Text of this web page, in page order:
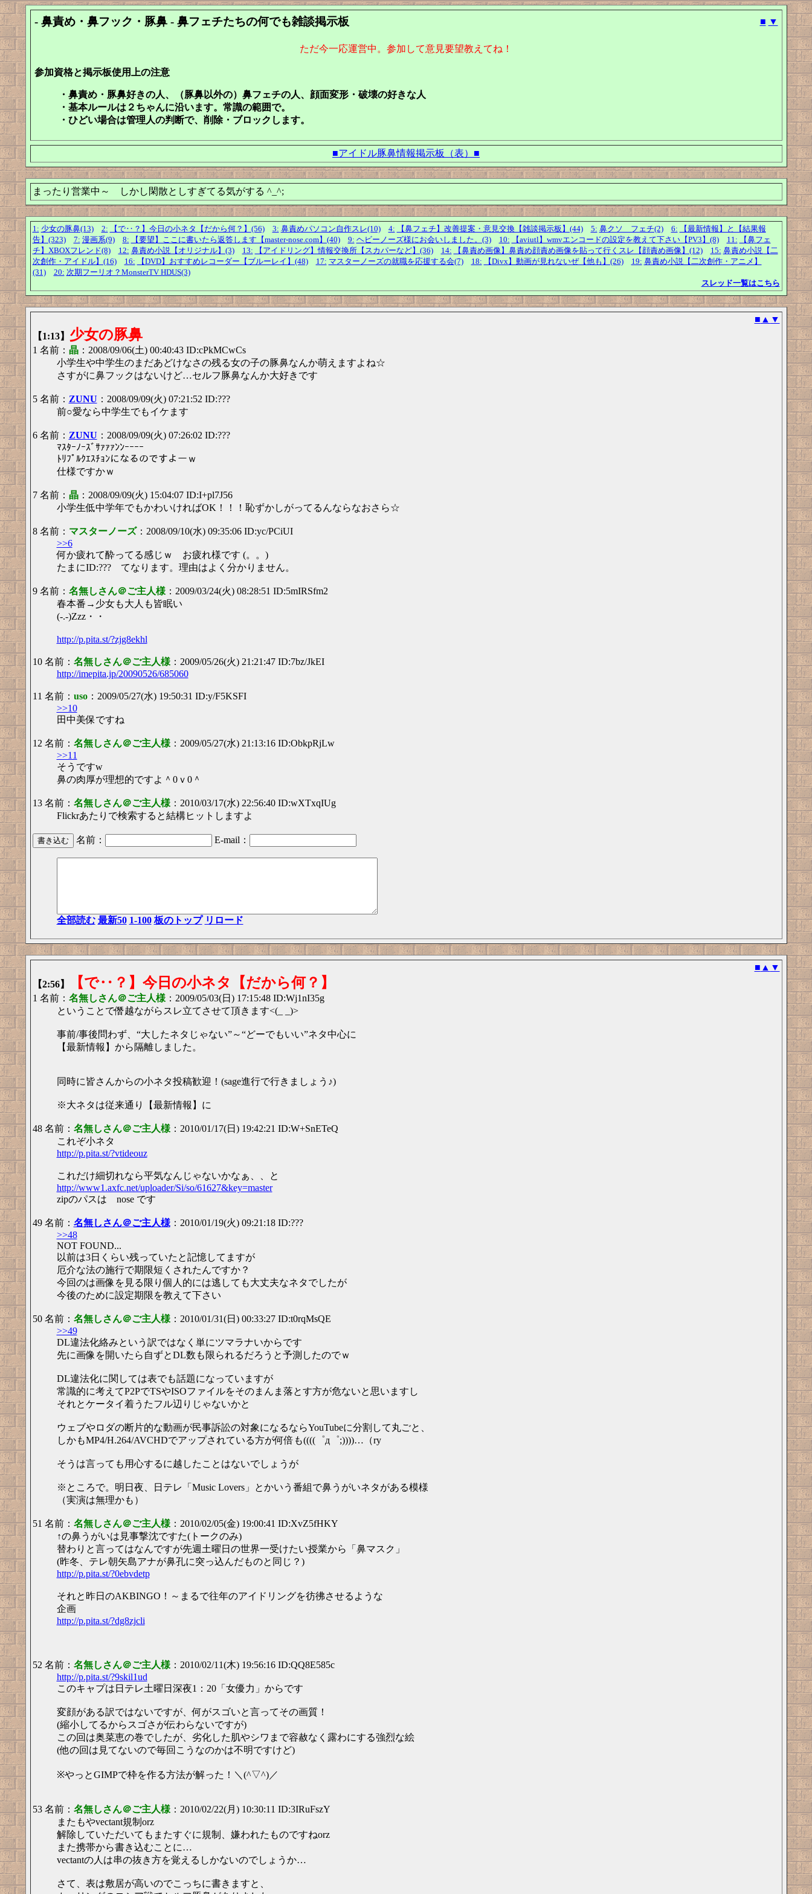
- 鼻責め・鼻フック・豚鼻 - 鼻フェチたちの何でも雑談掲示板 ■ ▼
ただ今一応運営中。参加して意見要望教えてね！
参加資格と掲示板使用上の注意
・鼻責め・豚鼻好きの人、（豚鼻以外の）鼻フェチの人、顔面変形・破壊の好きな人
・基本ルールは２ちゃんに沿います。常識の範囲で。
・ひどい場合は管理人の判断で、削除・ブロックします。
■アイドル豚鼻情報掲示板（表）■
まったり営業中～ しかし閑散としすぎてる気がする ^_^;
1: 少女の豚鼻(13) 2: 【で‥？】今日の小ネタ【だから何？】(56) 3: 鼻責めパソコン自作スレ(10) 4: 【鼻フェチ】改善提案・意見交換【雑談掲示板】(44) 5: 鼻クソ フェチ(2) 6:
【最新情報】と【結果報
告】(323)
7: 漫画系(9) 8: 【要望】ここに書いたら返答します【master-nose.com】(40) 9: ヘビーノーズ様にお会いしました。(3) 10: 【aviutl】wmvエンコードの設定を教えて下さい【PV3】(8) 11:
【鼻フェ
チ】XBOXフレンド(8)
12: 鼻責め小説【オリジナル】(3) 13: 【アイドリング】情報交換所【スカパーなど】(36) 14: 【鼻責め画像】鼻責め顔責め画像を貼って行くスレ【顔責め画像】(12) 15: 鼻責め小説【二
次創作・アイドル】(16)
16: 【DVD】おすすめレコーダー【ブルーレイ】(48) 17: マスターノーズの就職を応援する会(7) 18: 【Divx】動画が見れないぜ【他も】(26) 19: 鼻責め小説【二次創作・アニメ】
(31)
20: 次期フーリオ？MonsterTV HDUS(3)
スレッド一覧はこちら
■ ▲ ▼
【1:13】 少女の豚鼻
1 名前： 晶：2008/09/06(土) 00:40:43 ID:cPkMCwCs
小学生や中学生のまだあどけなさの残る女の子の豚鼻なんか萌えますよね☆
さすがに鼻フックはないけど…セルフ豚鼻なんか大好きです
5 名前： ZUNU ：2008/09/09(火) 07:21:52 ID:???
前○愛なら中学生でもイケます
6 名前： ZUNU ：2008/09/09(火) 07:26:02 ID:???
ﾏｽﾀｰﾉｰｽﾞｻｧｧｧﾝﾝｰｰｰｰ
ﾄﾘﾌﾟﾙｸｴｽﾁｮﾝになるのですよーｗ
仕様ですかｗ
7 名前： 晶：2008/09/09(火) 15:04:07 ID:I+pl7J56
小学生低中学年でもかわいければOK！！！恥ずかしがってるんならなおさら☆
8 名前： マスターノーズ：2008/09/10(水) 09:35:06 ID:yc/PCiUI
>>6
何か疲れて酔ってる感じｗ お疲れ様です (。。)
たまにID:??? てなります。理由はよく分かりません。
9 名前： 名無しさん＠ご主人様：2009/03/24(火) 08:28:51 ID:5mIRSfm2
春本番→少女も大人も皆眠い
(-.-)Zzz・・
http://p.pita.st/?zjg8ekhl
10 名前： 名無しさん＠ご主人様：2009/05/26(火) 21:21:47 ID:7bz/JkEI
http://imepita.jp/20090526/685060
11 名前： uso：2009/05/27(水) 19:50:31 ID:y/F5KSFI
>>10
田中美保ですね
12 名前： 名無しさん＠ご主人様：2009/05/27(水) 21:13:16 ID:ObkpRjLw
>>11
そうですw
鼻の肉厚が理想的ですよ＾0ｖ0＾
13 名前： 名無しさん＠ご主人様：2010/03/17(水) 22:56:40 ID:wXTxqIUg
Flickrあたりで検索すると結構ヒットしますよ
名前： E-mail：
全部読む 最新50 1-100 板のトップ リロード
■ ▲ ▼
【2:56】
【で‥？】今日の小ネタ【だから何？】
1 名前： 名無しさん＠ご主人様：2009/05/03(日) 17:15:48 ID:Wj1nI35g
ということで僭越ながらスレ立てさせて頂きます<(_ _)>
事前/事後問わず、“大したネタじゃない”～“どーでもいい”ネタ中心に
【最新情報】から隔離しました。
同時に皆さんからの小ネタ投稿歓迎！(sage進行で行きましょう♪)
※大ネタは従来通り【最新情報】に
48 名前： 名無しさん＠ご主人様：2010/01/17(日) 19:42:21 ID:W+SnETeQ
これぞ小ネタ
http://p.pita.st/?vtideouz
これだけ細切れなら平気なんじゃないかなぁ、、と
http://www1.axfc.net/uploader/Si/so/61627&key=master
zipのパスは nose です
49 名前： 名無しさん＠ご主人様：2010/01/19(火) 09:21:18 ID:???
>>48
NOT FOUND...
以前は3日くらい残っていたと記憶してますが
厄介な法の施行で期限短くされたんですか？
今回のは画像を見る限り個人的には逃しても大丈夫なネタでしたが
今後のために設定期限を教えて下さい
50 名前： 名無しさん＠ご主人様：2010/01/31(日) 00:33:27 ID:t0rqMsQE
>>49
DL違法化絡みという訳ではなく単にツマラナいからです
先に画像を開いたら自ずとDL数も限られるだろうと予測したのでｗ
DL違法化に関しては表でも話題になっていますが
常識的に考えてP2PでTSやISOファイルをそのまんま落とす方が危ないと思いますし
それとケータイ着うたフル辺りじゃないかと
ウェブやロダの断片的な動画が民事訴訟の対象になるならYouTubeに分割して丸ごと、
しかもMP4/H.264/AVCHDでアップされている方が何倍も((((゜д゜;))))…（ry
そうは言っても用心するに越したことはないでしょうが
※ところで。明日夜、日テレ「Music Lovers」とかいう番組で鼻うがいネタがある模様
（実演は無理かも）
51 名前： 名無しさん＠ご主人様：2010/02/05(金) 19:00:41 ID:XvZ5fHKY
↑の鼻うがいは見事撃沈ですた(トークのみ)
替わりと言ってはなんですが先週土曜日の世界一受けたい授業から「鼻マスク」
(昨冬、テレ朝矢島アナが鼻孔に突っ込んだものと同じ？)
http://p.pita.st/?0ebvdetp
それと昨日のAKBINGO！～まるで往年のアイドリングを彷彿させるような
企画
http://p.pita.st/?dg8zjcli
52 名前： 名無しさん＠ご主人様：2010/02/11(木) 19:56:16 ID:QQ8E585c
http://p.pita.st/?9skil1ud
このキャプは日テレ土曜日深夜1：20「女優力」からです
変顔がある訳ではないですが、何がスゴいと言ってその画質！
(縮小してるからスゴさが伝わらないですが)
この回は奥菜恵の巻でしたが、劣化した肌やシワまで容赦なく露わにする強烈な絵
(他の回は見てないので毎回こうなのかは不明ですけど)
※やっとGIMPで枠を作る方法が解った！＼(^▽^)／
53 名前： 名無しさん＠ご主人様：2010/02/22(月) 10:30:11 ID:3IRuFszY
またもやvectant規制orz
解除していただいてもまたすぐに規制、嫌われたものですねorz
また携帯から書き込むことに…
vectantの人は串の抜き方を覚えるしかないのでしょうか…
さて、表は敷居が高いのでこっちに書きますと、